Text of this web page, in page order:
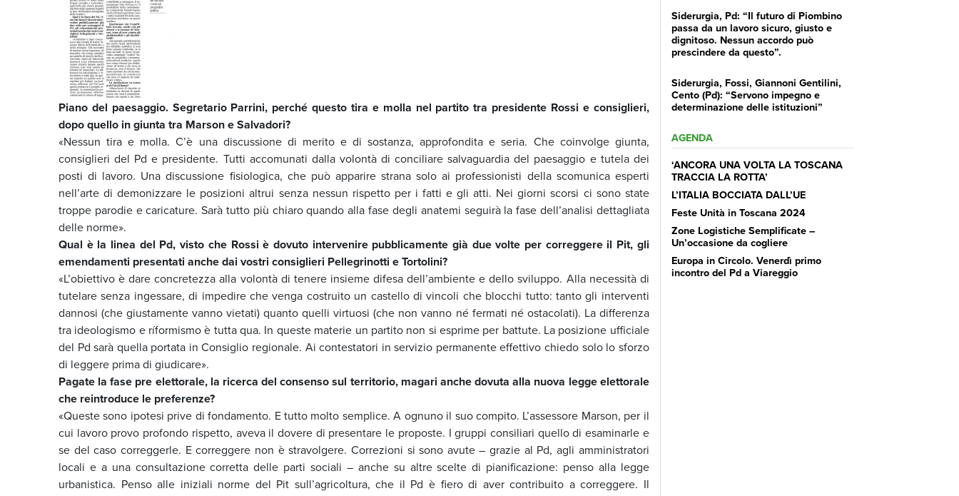
Piano del paesaggio. Segretario Parrini, perché questo tira e molla nel partito tra presidente Rossi e consiglieri,
dopo quello in giunta tra Marson e Salvadori?
«Nessun tira e molla. C’è una discussione di merito e di sostanza, approfondita e seria. Che coinvolge giunta,
consiglieri del Pd e presidente. Tutti accomunati dalla volontà di conciliare salvaguardia del paesaggio e tutela dei
posti di lavoro. Una discussione fisiologica, che può apparire strana solo ai professionisti della scomunica esperti
nell’arte di demonizzare le posizioni altrui senza nessun rispetto per i fatti e gli atti. Nei giorni scorsi ci sono state
troppe parodie e caricature. Sarà tutto più chiaro quando alla fase degli anatemi seguirà la fase dell’analisi dettagliata
delle norme».
Qual è la linea del Pd, visto che Rossi è dovuto intervenire pubblicamente già due volte per correggere il Pit, gli
emendamenti presentati anche dai vostri consiglieri Pellegrinotti e Tortolini?
«L’obiettivo è dare concretezza alla volontà di tenere insieme difesa dell’ambiente e dello sviluppo. Alla necessità di
tutelare senza ingessare, di impedire che venga costruito un castello di vincoli che blocchi tutto: tanto gli interventi
dannosi (che giustamente vanno vietati) quanto quelli virtuosi (che non vanno né fermati né ostacolati). La differenza
tra ideologismo e ríformismo è tutta qua. In queste materie un partito non si esprime per battute. La posizione ufficiale
del Pd sarà quella portata in Consiglio regionale. Ai contestatori in servizio permanente effettivo chiedo solo lo sforzo
di leggere prima di giudicare».
Pagate la fase pre elettorale, la ricerca del consenso sul territorio, magari anche dovuta alla nuova legge elettorale
che reintroduce le preferenze?
«Queste sono ipotesi prive di fondamento. E tutto molto semplice. A ognuno il suo compito. L’assessore Marson, per il
cui lavoro provo profondo rispetto, aveva il dovere di presentare le proposte. I gruppi consiliari quello di esaminarle e
se del caso correggerle. E correggere non è stravolgere. Correzioni si sono avute – grazie al Pd, agli amministratori
locali e a una consultazione corretta delle parti sociali – anche su altre scelte di pianificazione: penso alla legge
urbanistica. Penso alle iniziali norme del Pit sull’agricoltura, che il Pd è fiero di aver contribuito a correggere. Il
Siderurgia, Pd: “Il futuro di Piombino
passa da un lavoro sicuro, giusto e
dignitoso. Nessun accordo può
prescindere da questo”.
Siderurgia, Fossi, Giannoni Gentilini,
Cento (Pd): “Servono impegno e
determinazione delle istituzioni”
AGENDA
‘ANCORA UNA VOLTA LA TOSCANA
TRACCIA LA ROTTA’
L’ITALIA BOCCIATA DALL’UE
Feste Unità in Toscana 2024
Zone Logistiche Semplificate –
Un’occasione da cogliere
Europa in Circolo. Venerdì primo
incontro del Pd a Viareggio